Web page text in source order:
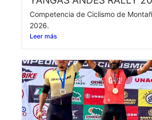
Competencia de Ciclismo de
2026.
Leer más